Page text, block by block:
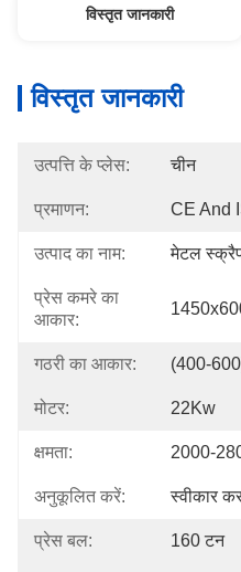
विस्तृत जानकारी
विस्तृत जानकारी
उत्पत्ति के प्लेस: चीन
प्रमाणन: CE And
उत्पाद का नाम: मेटल
प्रेस कमरे का
आकार:
गठरी का आकार: (400-
मोटर: 22Kw
क्षमता: 2000-
अनुकूलित करें: स्वीकार
प्रेस बल: 160 टन